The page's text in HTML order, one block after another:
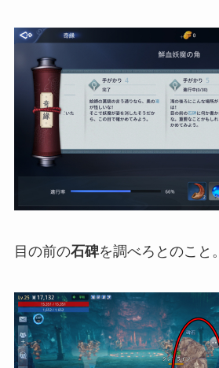
目の前の石碑を調べろとのこと。